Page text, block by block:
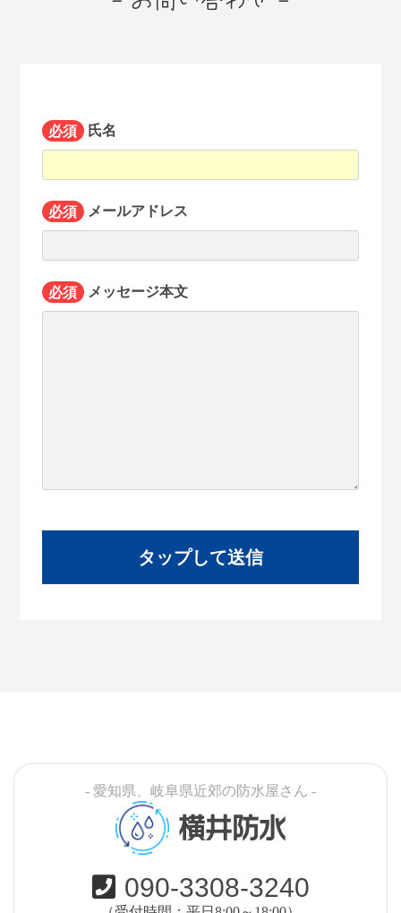
必須 氏名
必須 メールアドレス
必須 メッセージ本文
- 愛知県、岐阜県近郊の防水屋さん -
横井防水
090-3308-3240